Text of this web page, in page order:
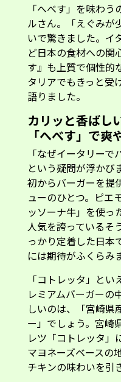
「へべす」を味わ
ルさん。「えぐみが
いで驚きました。イ
ど日本の食材への関
す』も上質で個性的
タリアでもきっと受
語りました。
カリッと香ばし
「へべす」で爽
「なぜイータリーで
という疑問が浮かび
初からバーガーを提
ューのひとつ。ピエ
ッソーナ牛」を使っ
人気を誇っているそ
っかり定着した日本
には期待がふくらみ
「コトレッタ」と
レミアムバーガーの
しいのは、「宮崎県
ー」でしょう。宮崎
レツ「コトレッタ」
マヨネーズベースの
チキンの味わいを引